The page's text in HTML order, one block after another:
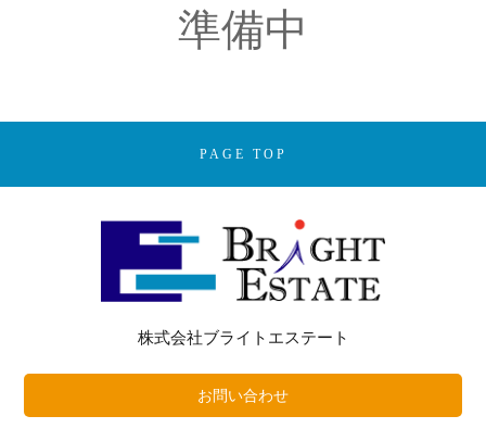
準備中
PAGE TOP
株式会社ブライトエステート
お問い合わせ